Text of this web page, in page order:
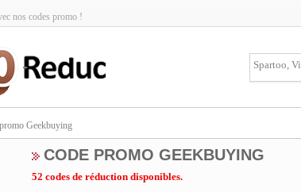
nos codes promo !
Geekbuying
CODE PROMO GEEKBUYING
52 codes de réduction disponibles.